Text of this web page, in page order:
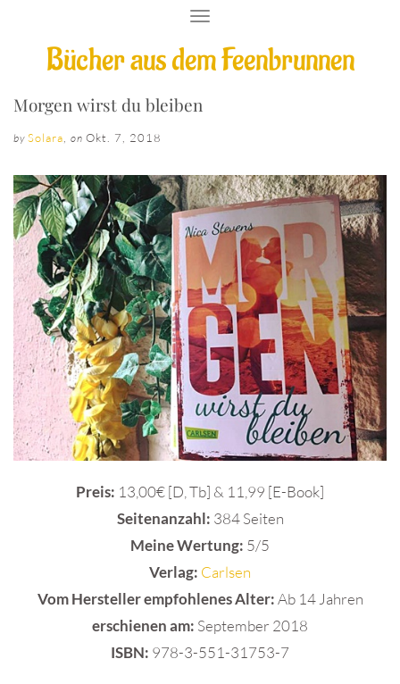
Bücher aus dem Feenbrunnen
T
G
N
G
A
T
O
N
Morgen wirst du bleiben
by Solara on Okt. 7, 2018
Preis: 13,00€ [D, Tb] & 11,99 [E-Book]
Seitenanzahl: 384 Seiten
Meine Wertung: 5/5
Verlag: Carlsen
Vom Hersteller empfohlenes Alter:Ab 14 Jahren
erschienen am: September 2018
ISBN: 978-3-551-31753-7